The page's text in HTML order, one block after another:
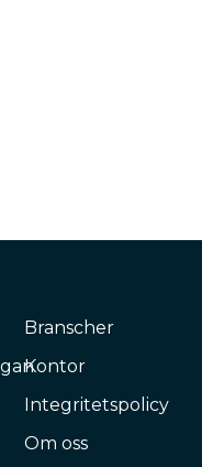
Branscher
Kontor
Integritetspolicy
Om oss